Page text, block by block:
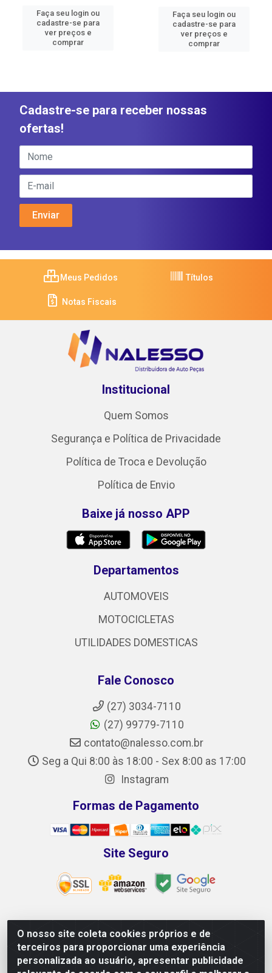
Faça seu login ou
cadastre-se para
ver preços e
comprar
Faça seu login ou
cadastre-se para
ver preços e
comprar
O nosso site coleta cookies próprios e de
terceiros para proporcionar uma experiência
personalizada ao usuário, apresentar publicidade
Cadastre-se para receber nossas
ofertas!
Meus Pedidos Títulos
Notas Fiscais
Institucional
Quem Somos
Segurança e Política de Privacidade
Política de Troca e Devolução
Política de Envio
Baixe já nosso APP
Departamentos
AUTOMOVEIS
MOTOCICLETAS
UTILIDADES DOMESTICAS
Fale Conosco
(27) 3034-7110
(27) 99779-7110
contato@nalesso.com.br
Seg a Qui 8:00 às 18:00 - Sex 8:00 as 17:00
Instagram
Formas de Pagamento
Site Seguro
NALESSO DISTRIBUIDORA DE AUTO PEÇAS LTDA -
CNPJ 29.722.419/0001-39 - Rua Paulo Afonso, 10 -
Galpão 02 e 03 - Alecrim, Vila Velha/ES - CEP 29118-033